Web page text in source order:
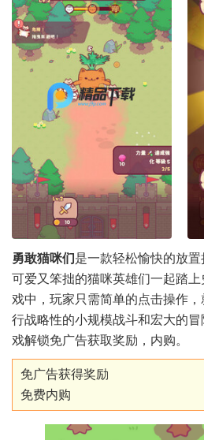
勇敢猫咪们是一款轻松愉快的放
可爱又笨拙的猫咪英雄们一起踏
戏中，玩家只需简单的点击操作
行战略性的小规模战斗和宏大的
戏解锁免广告获取奖励，内购。
免广告获得奖励
免费内购